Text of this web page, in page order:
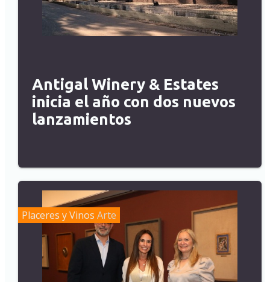
Antigal Winery & Estates
inicia el año con dos nuevos
lanzamientos
Placeres y Vinos Arte